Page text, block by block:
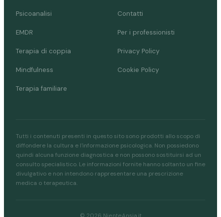
Psicoanalisi
EMDR
Terapia di coppia
Mindfulness
Terapia familiare
Contatti
Per i professionisti
Privacy Policy
Cookie Policy
Tutti i contenuti presenti in questo sito sono prodotti allo scopo di
diffondere la cultura e l'informazione psicologica. Non possiedono
quindi alcuna funzione diagnostica e non possono sostituirsi ad un
consulto specialistico. Le informazioni fornite hanno soltanto un fine
divulgativo e non intendono rappresentare una prescrizione
medica o terapeutica.